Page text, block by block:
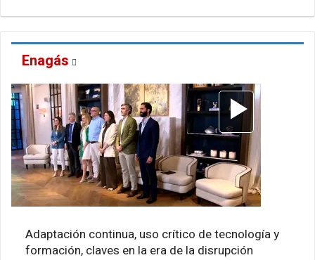
Enagás
Adaptación continua, uso crítico de tecnología y
formación, claves en la era de la disrupción